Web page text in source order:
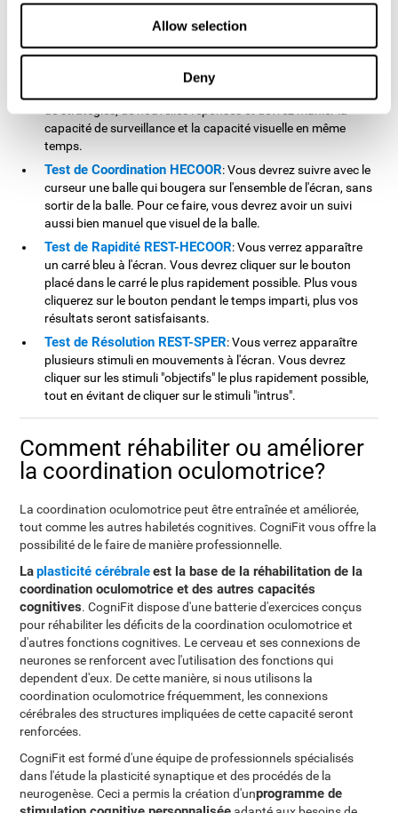
Allow selection
Deny
Test de Simultanéité DIAT-SHIF: Vous devrez à la fois
suivre le parcours aléatoire d'une balle blanche et être
Lorsque le mot coincide avec la couleur des lettres du mot,
vous devrez le signaler (en étant attentif à deux stimuli à la
capacité de surveillance et la capacité visuelle en même
temps.
Test de Coordination HECOOR: Vous devrez suivre avec le
curseur une balle qui bougera sur l'ensemble de l'écran, sans
sortir de la balle. Pour ce faire, vous devrez avoir un suivi
aussi bien manuel que visuel de la balle.
Test de Rapidité REST-HECOOR: Vous verrez apparaître
un carré bleu à l'écran. Vous devrez cliquer sur le bouton
placé dans le carré le plus rapidement possible. Plus vous
cliquerez sur le bouton pendant le temps imparti, plus vos
résultats seront satisfaisants.
Test de Résolution REST-SPER: Vous verrez apparaître
plusieurs stimuli en mouvements à l'écran. Vous devrez
cliquer sur les stimuli "objectifs" le plus rapidement possible,
tout en évitant de cliquer sur le stimuli "intrus".
Comment réhabiliter ou améliorer
la coordination oculomotrice?
La coordination oculomotrice peut être entraînée et améliorée,
tout comme les autres habiletés cognitives. CogniFit vous offre la
possibilité de le faire de manière professionnelle.
Laplasticité cérébraleest la base de la réhabilitation de la
coordination oculomotrice et des autres capacités
cognitives. CogniFit dispose d'une batterie d'exercices conçus
pour réhabiliter les déficits de la coordination oculomotrice et
d'autres fonctions cognitives. Le cerveau et ses connexions de
neurones se renforcent avec l'utilisation des fonctions qui
dependent d'eux. De cette manière, si nous utilisons la
coordination oculomotrice fréquemment, les connexions
cérébrales des structures impliquées de cette capacité seront
renforcées.
CogniFit est formé d'une équipe de professionnels spécialisés
dans l'étude la plasticité synaptique et des procédés de la
neurogenèse. Ceci a permis la création d'unprogramme de